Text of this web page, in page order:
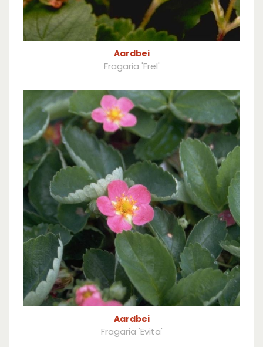
Aardbei
Fragaria 'Frel'
Aardbei
Fragaria 'Evita'